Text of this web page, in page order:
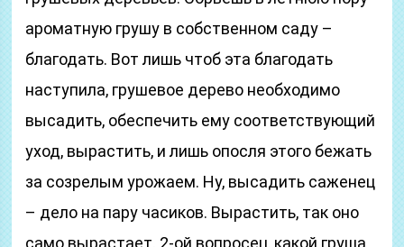
ароматную грушу в собственном саду –
благодать. Вот лишь чтоб эта благодать
наступила, грушевое дерево необходимо
высадить, обеспечить ему соответствующий
уход, вырастить, и лишь опосля этого бежать
за созрелым урожаем. Ну, высадить саженец
– дело на пару часиков. Вырастить, так оно
само вырастает. 2-ой вопросец, какой груша